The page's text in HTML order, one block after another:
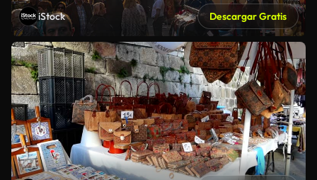
iStock Descargar Gratis